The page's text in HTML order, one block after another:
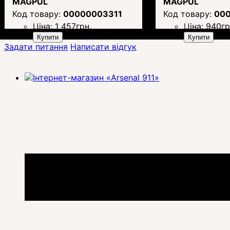
00000003311
Ціна: 1 457грн.
Купити
Ціна: 940
Купити
Задати питання Написати відгук